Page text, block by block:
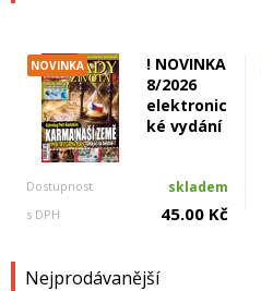
NOVINKA
! NOVINKA
8/2026
elektronic
ké vydání
Dostupnost skladem
s DPH 45.00 Kč
Nejprodávanější